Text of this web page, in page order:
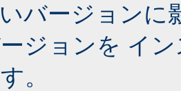
バージョンに
ジョンを イ
。